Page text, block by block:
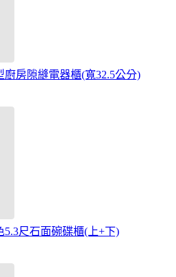
房隙縫電器櫃(寬32.5公分)
5.3尺石面碗碟櫃(上+下)